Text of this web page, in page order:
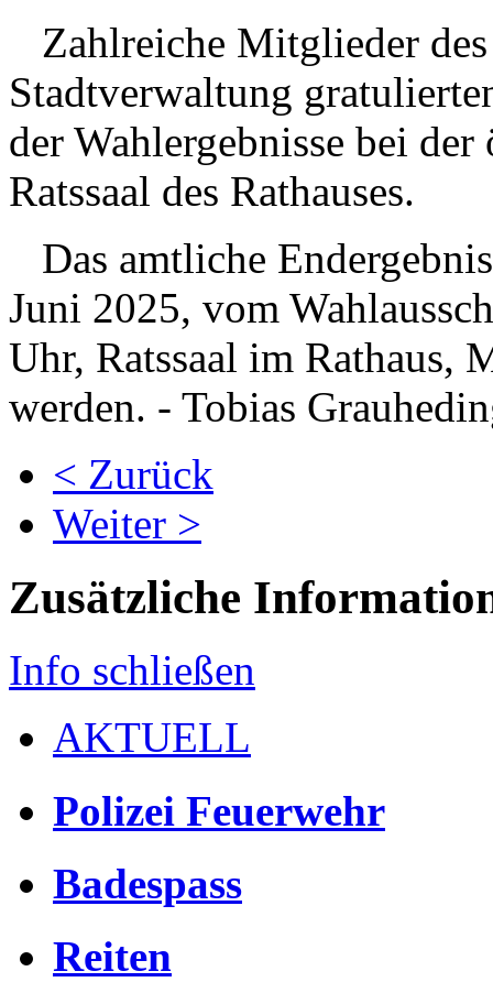
Zahlreiche Mitglieder
Stadtverwaltung
der Wahlergebnisse bei
Ratssaal des Rathauses.
Das amtliche
Juni 2025, vom
Uhr, Ratssaal im Rathaus,
werden. - Tobias
< Zurück
Weiter >
Zusätzliche
Info schließen
AKTUELL
Polizei Feuerwehr
Badespass
Reiten